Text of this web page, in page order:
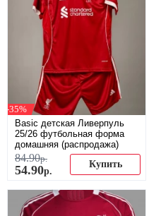
-35%
Basic детская Ливерпуль
25/26 футбольная форма
домашняя (распродажа)
84.90р.
54.90р.
Купить